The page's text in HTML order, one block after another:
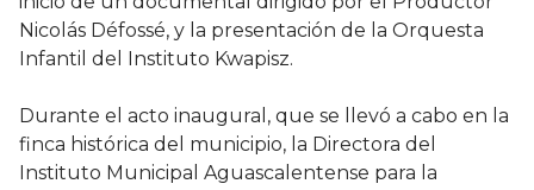
Nicolás Défossé, y la presentación de la Orquesta
Infantil del Instituto Kwapisz.
Durante el acto inaugural, que se llevó a cabo en la
finca histórica del municipio, la Directora del
Instituto Municipal Aguascalentense para la